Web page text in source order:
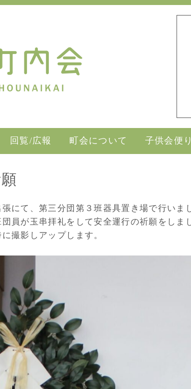
回覧/広報 町会について 子供会便り
にて、第三分団第３班器具置き場で行いま
員が玉串拝礼をして安全運行の祈願をしま
撮影しアップします。